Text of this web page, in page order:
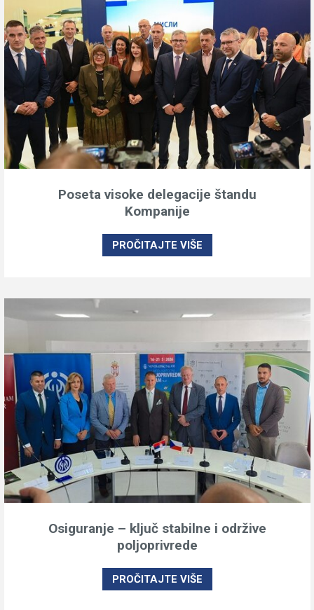
Poseta visoke delegacije štandu
Kompanije
PROČITAJTE VIŠE
Osiguranje – ključ stabilne i održive
poljoprivrede
PROČITAJTE VIŠE